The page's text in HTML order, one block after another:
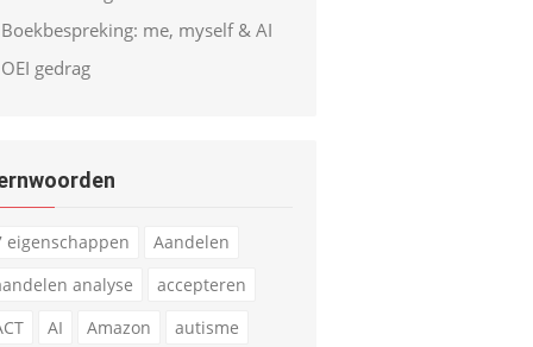
Boekbespreking: me, myself & AI
OEI gedrag
eigenschappen
Aandelen
analyse
accepteren
AI Amazon autisme